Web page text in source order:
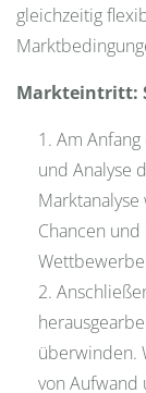
gleichzeitig
Markteintritt:
Am
und Analyse
Chancen
überwinden.
von Aufwand